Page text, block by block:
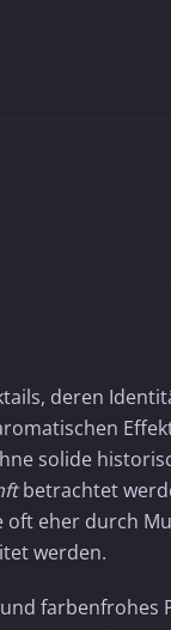
deren
solide
betrachtet
eher durch
werden.
farbenfrohes